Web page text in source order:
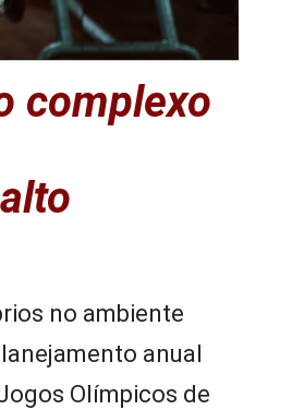
complexo
no ambiente
anual
Olímpicos de